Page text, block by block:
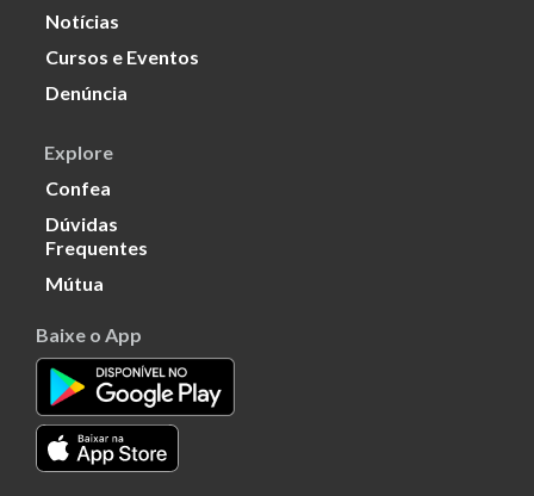
Notícias
Cursos e Eventos
Denúncia
Explore
Confea
Dúvidas
Frequentes
Mútua
Baixe o App